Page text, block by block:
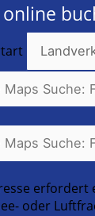
erfordert
oder